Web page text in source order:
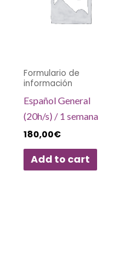
Formulario de
información
Español General
(20h/s) / 1 semana
180,00€
Add to cart